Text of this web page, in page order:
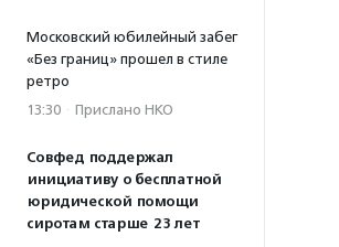
Московский юбилейный забег
«Без границ» прошел в стиле
ретро
13:30 · Прислано НКО
Совфед поддержал
инициативу о бесплатной
юридической помощи
сиротам старше 23 лет